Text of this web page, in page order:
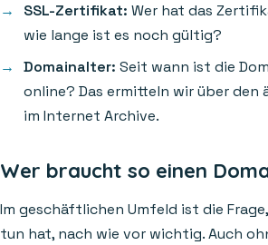
SSL-Zertifikat: Wer hat das
wie lange ist es noch gültig?
Domainalter: Seit wann ist die
online? Das ermitteln wir über
im Internet Archive.
Wer braucht so einen
Im geschäftlichen Umfeld ist die
tun hat, nach wie vor wichtig. Auch